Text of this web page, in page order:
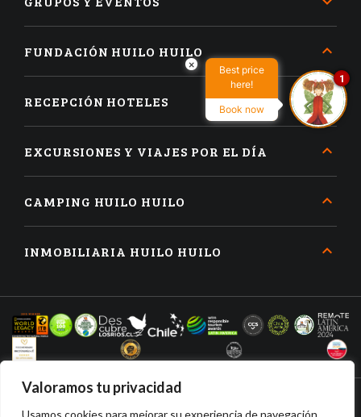
Valoramos tu privacidad
Usamos cookies para mejorar su experiencia de navegación,
FUNDACIÓN HUILO HUILO
RECEPCIÓN HOTELES
EXCURSIONES Y VIAJES POR EL DÍA
CAMPING HUILO HUILO
INMOBILIARIA HUILO HUILO
×
Best price
here!
Book now
1